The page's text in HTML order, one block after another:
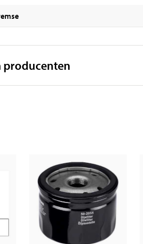
producenten